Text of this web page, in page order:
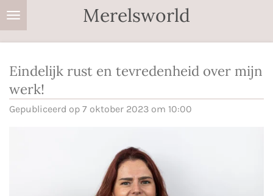
Ga
direct
hoofdinhoud
Merelsworld
Eindelijk rust en tevredenheid over mijn
werk!
Gepubliceerd op 7 oktober 2023 om 10:00